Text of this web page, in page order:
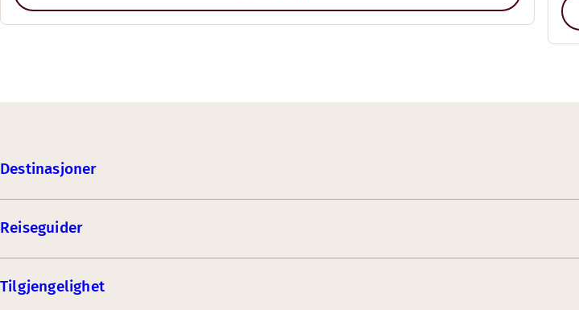
Destinasjoner
Reiseguider
Tilgjengelighet